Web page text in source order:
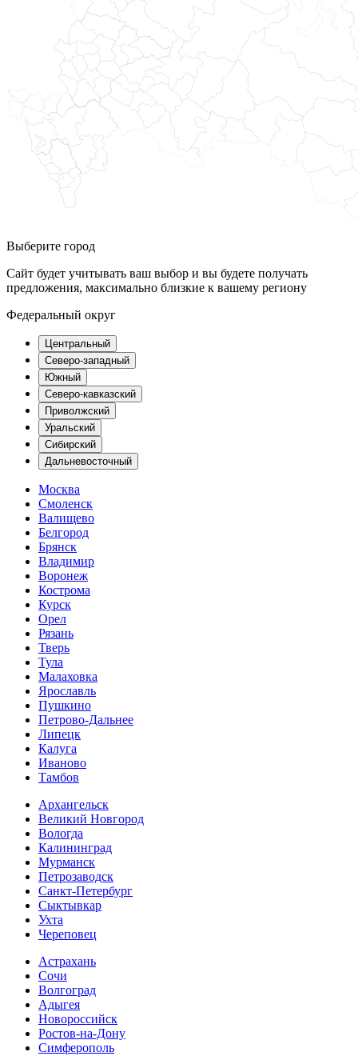
Выберите город
Сайт будет учитывать ваш выбор и вы будете получать
предложения, максимально близкие к вашему региону
Федеральный округ
Центральный
Северо-западный
Южный
Северо-кавказский
Приволжский
Уральский
Сибирский
Дальневосточный
Москва
Смоленск
Валищево
Белгород
Брянск
Владимир
Воронеж
Кострома
Курск
Орел
Рязань
Тверь
Тула
Малаховка
Ярославль
Пушкино
Петрово-Дальнее
Липецк
Калуга
Иваново
Тамбов
Архангельск
Великий Новгород
Вологда
Калининград
Мурманск
Петрозаводск
Санкт-Петербург
Сыктывкар
Ухта
Череповец
Астрахань
Сочи
Волгоград
Адыгея
Новороссийск
Ростов-на-Дону
Симферополь